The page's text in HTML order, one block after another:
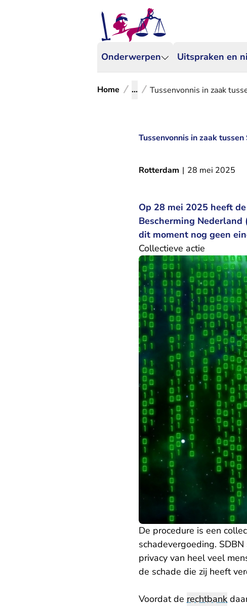
Onderwerpen Uitspraken en
Home ... Tussenvonnis in zaak
Tussenvonnis in zaak
Rotterdam | 28 mei 2025
Op 28 mei 2025 heeft
Bescherming Nederland
dit moment nog geen
Collectieve actie
De procedure is een
schadevergoeding.
privacy van heel veel
de schade die zij heeft
Voordat de rechtbank